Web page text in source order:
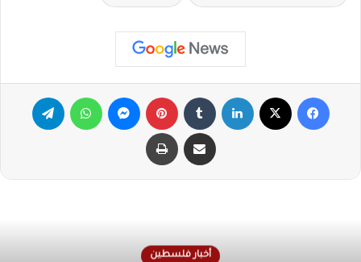
أخبار فلسطين